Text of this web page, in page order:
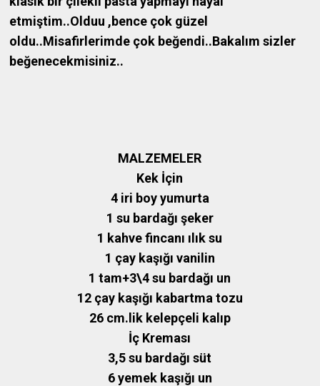
etmiştim..Olduu ,bence çok güzel
oldu..Misafirlerimde çok beğendi..Bakalım sizler
beğenecekmisiniz..
MALZEMELER
Kek İçin
4 iri boy yumurta
1 su bardağı şeker
1 kahve fincanı ılık su
1 çay kaşığı vanilin
1 tam+3\4 su bardağı un
12 çay kaşığı kabartma tozu
26 cm.lik kelepçeli kalıp
İç Kreması
3,5 su bardağı süt
6 yemek kaşığı un